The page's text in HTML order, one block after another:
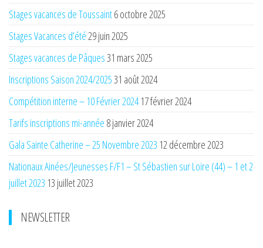
Stages vacances de Toussaint6 octobre 2025
Stages Vacances d’été29 juin 2025
Stages vacances de Pâques31 mars 2025
Inscriptions Saison 2024/202531 août 2024
Compétition interne – 10 Février 2024 17 février 2024
Tarifs inscriptions mi-année 8 janvier 2024
Gala Sainte Catherine – 25 Novembre 2023 12 décembre 2023
Nationaux Ainées/Jeunesses F/F1 – St Sébastien sur Loire (44) – 1 et 2
juillet 2023 13 juillet 2023
NEWSLETTER